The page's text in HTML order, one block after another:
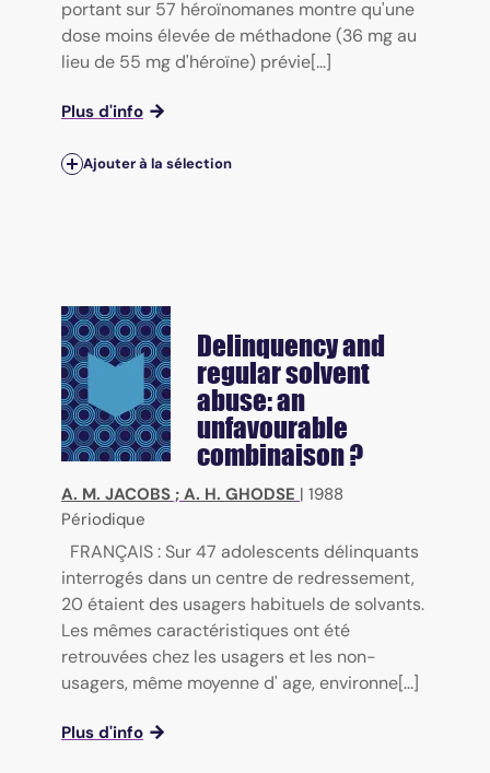
portant sur 57 héroïnomanes montre qu'une
dose moins élevée de méthadone (36 mg au
lieu de 55 mg d'héroïne) prévie[...]
Plus d'info
Ajouter à la sélection
Delinquency and
regular solvent
abuse: an
unfavourable
combinaison ?
A. M. JACOBS ; A. H. GHODSE | 1988
Périodique
FRANÇAIS : Sur 47 adolescents délinquants
interrogés dans un centre de redressement,
20 étaient des usagers habituels de solvants.
Les mêmes caractéristiques ont été
retrouvées chez les usagers et les non-
usagers, même moyenne d' age, environne[...]
Plus d'info